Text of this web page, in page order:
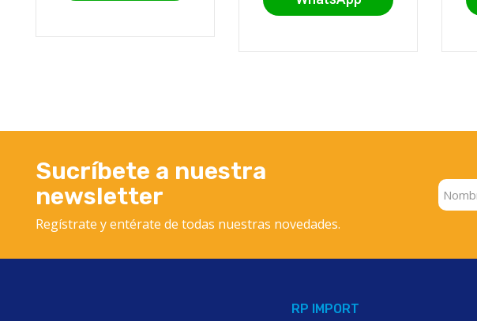
Sucríbete a nuestra
newsletter
Regístrate y entérate de todas nuestras novedades.
RP IMPORT